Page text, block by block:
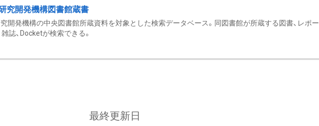
究開発機構図書館蔵書
開発機構の中央図書館所蔵資料を対象とした検索データベース。同図書館が所蔵する図書、レポー
雑誌、Docketが検索できる。
最終更新日